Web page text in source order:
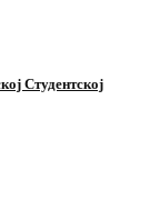
Студентској